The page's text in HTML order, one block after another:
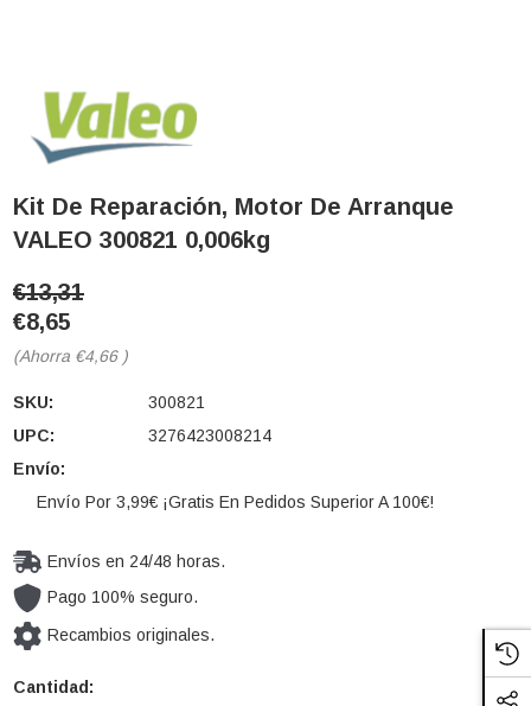
Kit De Reparación, Motor De Arranque
VALEO 300821 0,006kg
€13,31
€8,65
(Ahorra €4,66 )
SKU:
300821
UPC:
3276423008214
Envío:
Envío Por 3,99€ ¡Gratis En Pedidos Superior A 100€!
Envíos en 24/48 horas.
Pago 100% seguro.
Recambios originales.
Cantidad
Cantidad: